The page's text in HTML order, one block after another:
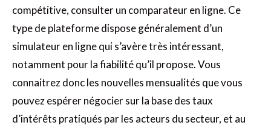
compétitive, consulter un comparateur en ligne. Ce
type de plateforme dispose généralement d’un
simulateur en ligne qui s’avère très intéressant,
notamment pour la fiabilité qu’il propose. Vous
connaitrez donc les nouvelles mensualités que vous
pouvez espérer négocier sur la base des taux
d’intérêts pratiqués par les acteurs du secteur, et au